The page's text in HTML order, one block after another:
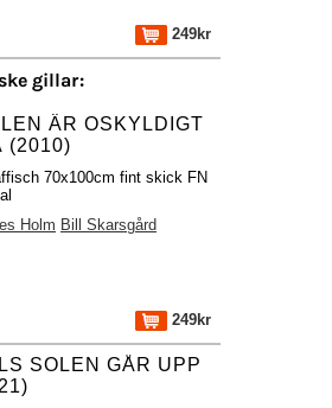
249kr
gillar:
ÄR OSKYLDIGT
(2010)
70x100cm fint skick FN
Holm Bill Skarsgård
249kr
SOLEN GÅR UPP